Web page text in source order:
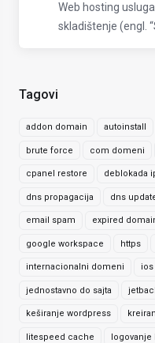
Tagovi
addon domain autoinstall
brute force com domeni
cpanel restore deblokada
dns propagacija dns
email spam expired
google workspace https
internacionalni domeni ios
jednostavno do sajta
keširanje wordpress
litespeed cache logovanje
Web hosting
skladištenje (engl.